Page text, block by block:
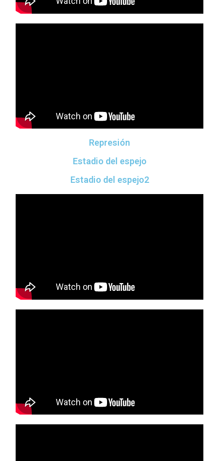
Represión
Estadio del espejo
Estadio del espejo2